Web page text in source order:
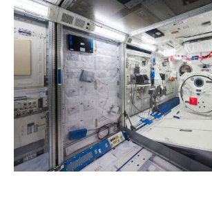
シアタールーム上映
操縦シミュレーション体験
おすすめコース
これまでのイベント
レンタルそらはく
空宙博ボランティア
博物館実習
子ども会・スポーツ少年団等
学校団体
学校・教育関係の方へ
遠足・社会見学
教育プログラム
オンライン学習
アウトリーチ
展示・イベントカレンダー
イベント予約申し込み
チャレンジそらはく
スタッフコラム お知らせ
お問い合わせ